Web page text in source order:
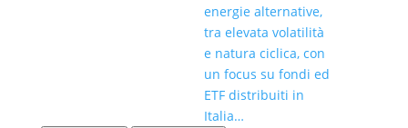
energie alternative,
tra elevata volatilità
e natura ciclica, con
un focus su fondi ed
ETF distribuiti in
Italia…